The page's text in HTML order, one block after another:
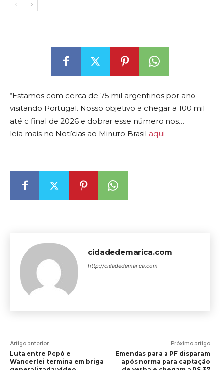
“Estamos com cerca de 75 mil argentinos por ano
visitando Portugal. Nosso objetivo é chegar a 100 mil
até o final de 2026 e dobrar esse número nos…
leia mais no Notícias ao Minuto Brasil aqui.
cidadedemarica.com
http://cidadedemarica.com
Artigo anterior
Luta entre Popó e
Wanderlei termina em briga
Próximo artigo
Emendas para a PF disparam
após norma para captação